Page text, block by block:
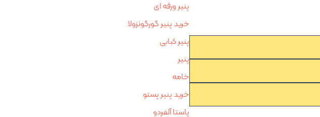
پنیر ورقه ای
خرید پنیر گورگونزولا
پنیر کبابی
پنیر
خامه
خرید پنیر پستو
پاستا آلفردو